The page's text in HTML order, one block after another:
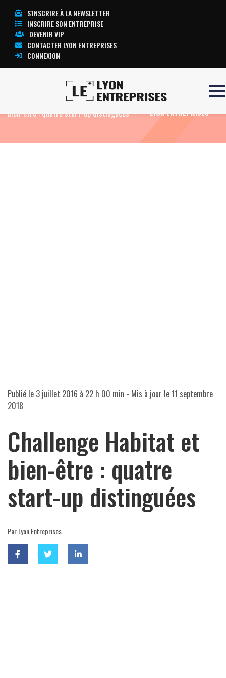
S'INSCRIRE À LA NEWSLETTER
INSCRIRE SON ENTREPRISE
DEVENIR VIP
CONTACTER LYON ENTREPRISES
CONNEXION
Challenge Habitat et
bien-être : quatre start-up distinguées
TOUTE L’ACTUALITÉ
LYON ENTREPRISES
Publié le 3 juillet 2016 à 22 h 00 min - Mis à jour le11 septembre
2018
Challenge Habitat et
bien-être : quatre
start-up distinguées
Par Lyon Entreprises